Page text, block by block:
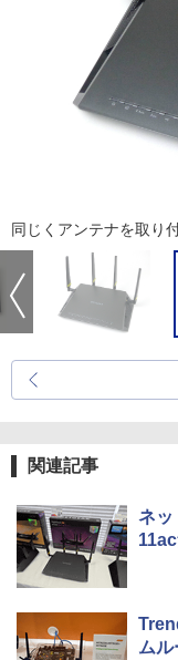
同じくアンテナを取り
関連記事
ネッ
ムル